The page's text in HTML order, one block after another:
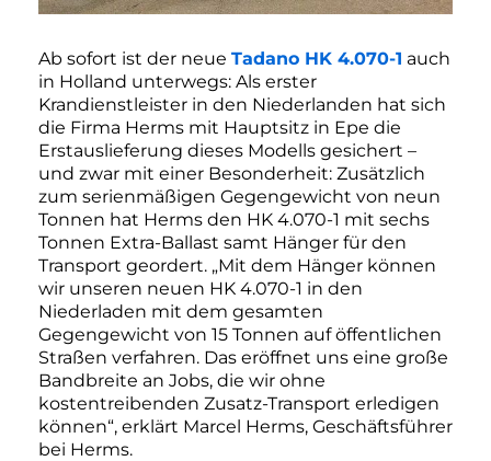
Ab sofort ist der neue Tadano HK 4.070-1 auch
in Holland unterwegs: Als erster
Krandienstleister in den Niederlanden hat sich
die Firma Herms mit Hauptsitz in Epe die
Erstauslieferung dieses Modells gesichert –
und zwar mit einer Besonderheit: Zusätzlich
zum serienmäßigen Gegengewicht von neun
Tonnen hat Herms den HK 4.070-1 mit sechs
Tonnen Extra-Ballast samt Hänger für den
Transport geordert. „Mit dem Hänger können
wir unseren neuen HK 4.070-1 in den
Niederladen mit dem gesamten
Gegengewicht von 15 Tonnen auf öffentlichen
Straßen verfahren. Das eröffnet uns eine große
Bandbreite an Jobs, die wir ohne
kostentreibenden Zusatz-Transport erledigen
können“, erklärt Marcel Herms, Geschäftsführer
bei Herms.